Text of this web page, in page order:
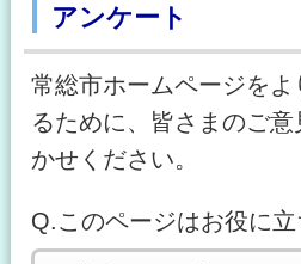
アンケート
常総市ホームページを
るために、皆さまのご
かせください。
Q.このページはお役に立